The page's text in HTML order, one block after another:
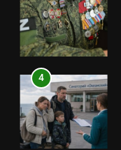
5
6
4